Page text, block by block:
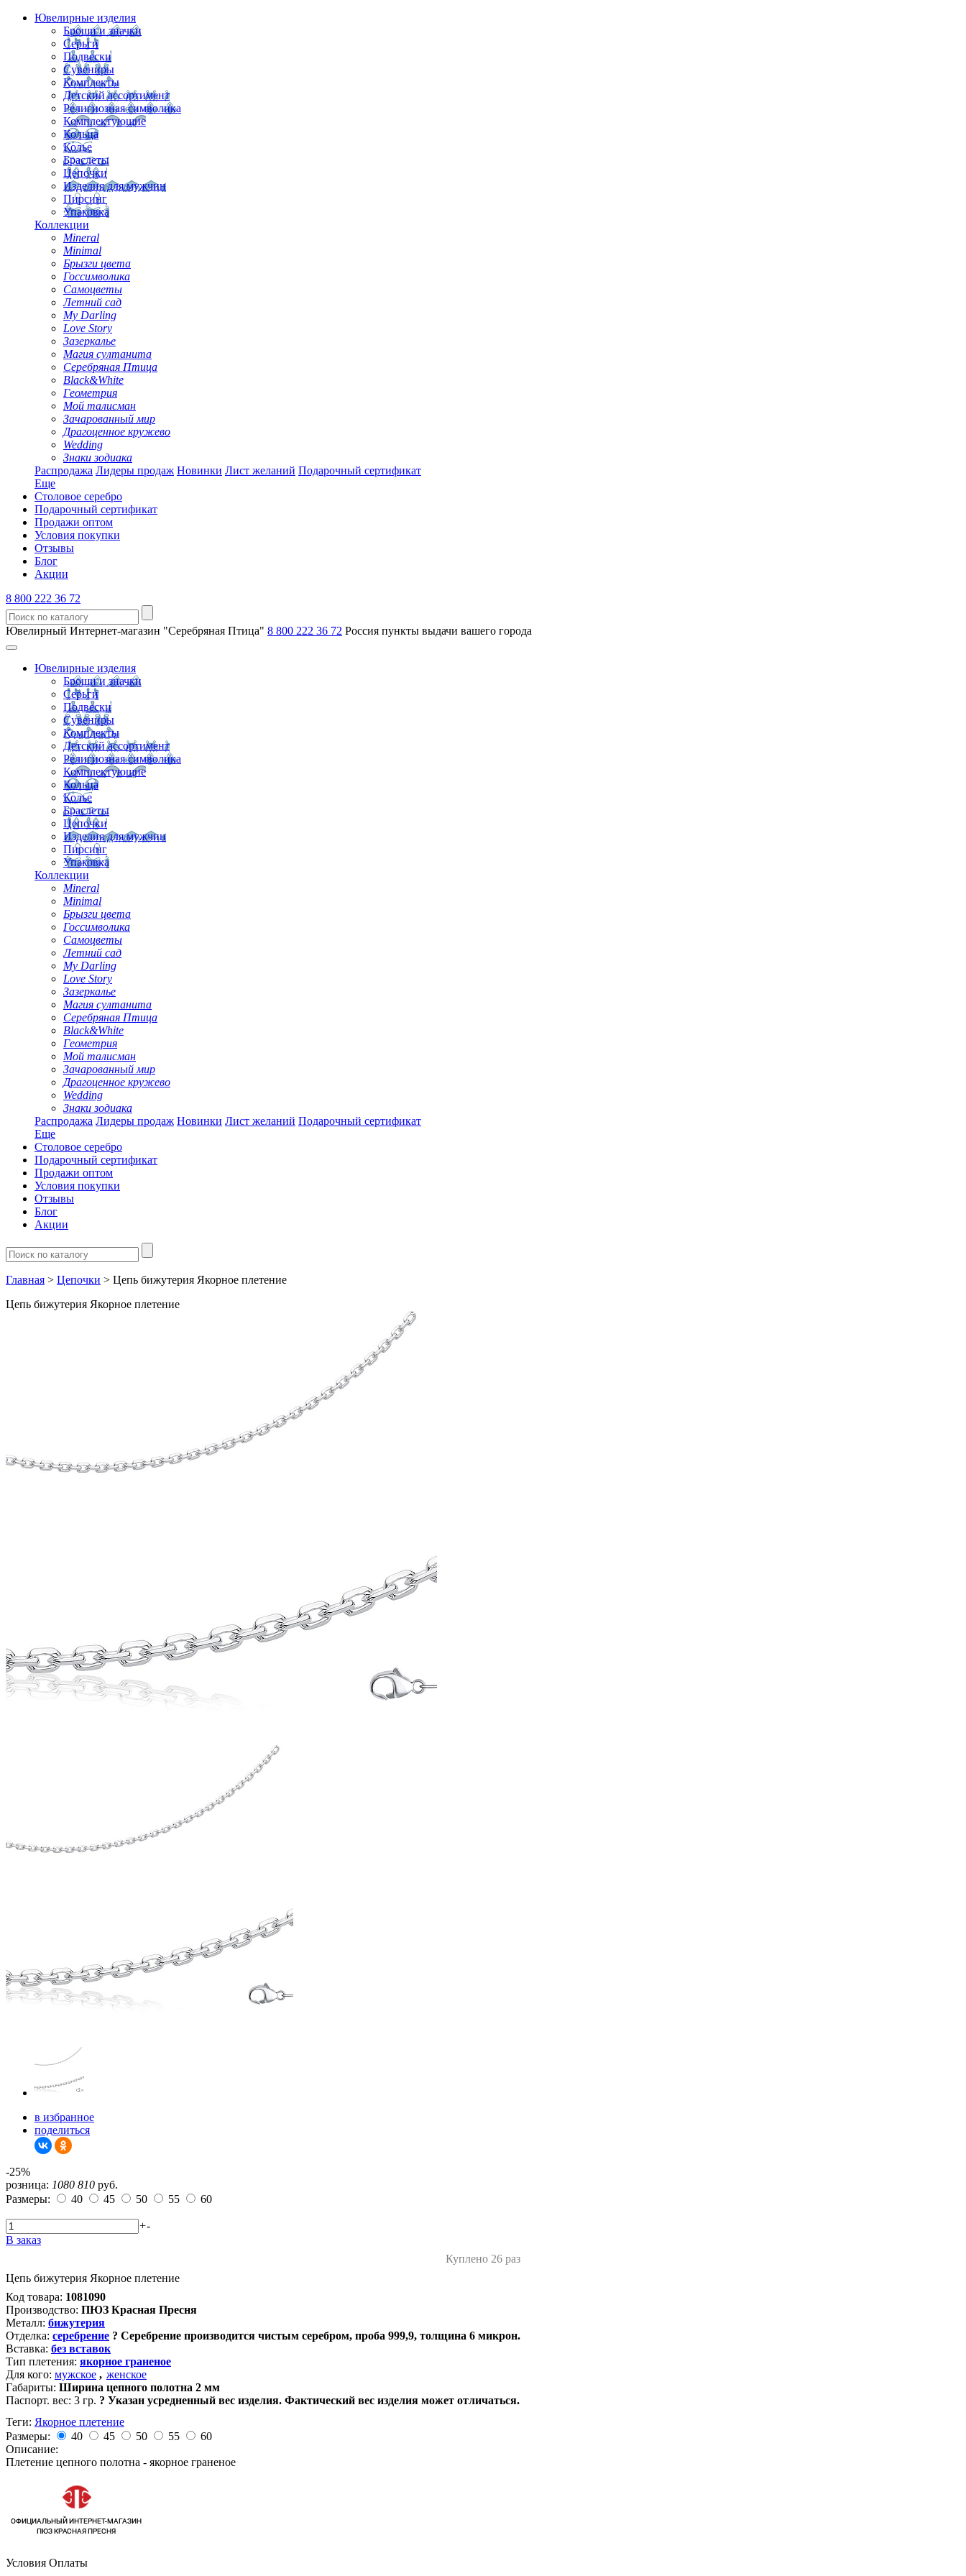
Ювелирные изделия
Броши и значки
Серьги
Подвески
Сувениры
Комплекты
Детский ассортимент
Религиозная символика
Комплектующие
Кольца
Колье
Браслеты
Цепочки
Изделия для мужчин
Пирсинг
Упаковка
Коллекции
Mineral
Minimal
Брызги цвета
Госсимволика
Самоцветы
Летний сад
My Darling
Love Story
Зазеркалье
Магия султанита
Серебряная Птица
Black&White
Геометрия
Мой талисман
Зачарованный мир
Драгоценное кружево
Wedding
Знаки зодиака
Распродажа Лидеры продаж Новинки Лист желаний Подарочный сертификат
Еще
Столовое серебро
Подарочный сертификат
Продажи оптом
Условия покупки
Отзывы
Блог
Акции
8 800 222 36 72
Ювелирный Интернет-магазин "Серебряная Птица" 8 800 222 36 72 Россия пункты выдачи вашего города
Ювелирные изделия
Броши и значки
Серьги
Подвески
Сувениры
Комплекты
Детский ассортимент
Религиозная символика
Комплектующие
Кольца
Колье
Браслеты
Цепочки
Изделия для мужчин
Пирсинг
Упаковка
Коллекции
Mineral
Minimal
Брызги цвета
Госсимволика
Самоцветы
Летний сад
My Darling
Love Story
Зазеркалье
Магия султанита
Серебряная Птица
Black&White
Геометрия
Мой талисман
Зачарованный мир
Драгоценное кружево
Wedding
Знаки зодиака
Распродажа Лидеры продаж Новинки Лист желаний Подарочный сертификат
Еще
Столовое серебро
Подарочный сертификат
Продажи оптом
Условия покупки
Отзывы
Блог
Акции
Главная > Цепочки > Цепь бижутерия Якорное плетение
Цепь бижутерия Якорное плетение
в избранное
поделиться
-25%
розница: 1080 810 руб.
Размеры:
40 45 50 55 60
+-
В заказ
Куплено 26 раз
Цепь бижутерия Якорное плетение
Код товара: 1081090
Производство: ПЮЗ Красная Пресня
Металл: бижутерия
Отделка: серебрение ? Серебрение производится чистым серебром, проба 999,9, толщина 6 микрон.
Вставка: без вставок
Тип плетения: якорное граненое
Для кого: мужское , женское
Габариты: Ширина цепного полотна 2 мм
Паспорт. вес: 3 гр. ? Указан усредненный вес изделия. Фактический вес изделия может отличаться.
Теги: Якорное плетение
Размеры:
40 45 50 55
60
Описание:
Плетение цепного полотна - якорное граненое
Условия Оплаты